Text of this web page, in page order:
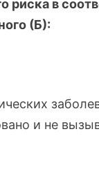
риска в
(Б):
и не